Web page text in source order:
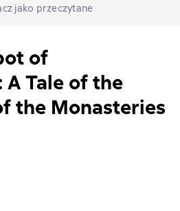
jako przeczytane
of
Tale of the
the Monasteries